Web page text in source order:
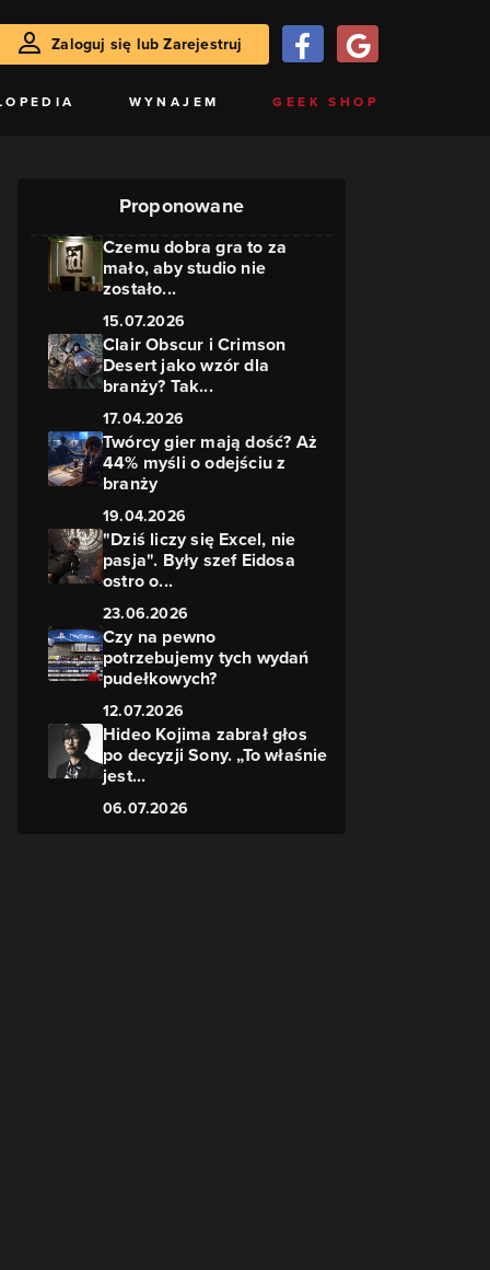
Zaloguj się lub Zarejestruj
WYNAJEM GEEK SHOP
Proponowane
Czemu dobra gra to za
mało, aby studio nie
zostało...
15.07.2026
Clair Obscur i Crimson
Desert jako wzór dla
branży? Tak...
17.04.2026
Twórcy gier mają dość? Aż
44% myśli o odejściu z
branży
19.04.2026
"Dziś liczy się Excel, nie
pasja". Były szef Eidosa
ostro o...
23.06.2026
Czy na pewno
potrzebujemy tych wydań
pudełkowych?
12.07.2026
Hideo Kojima zabrał głos
po decyzji Sony. „To właśnie
jest...
06.07.2026